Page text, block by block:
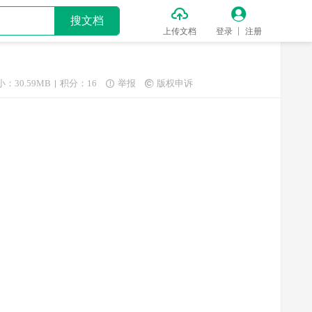
搜文档 
上传文档

登录 注册
：30.59MB 积分：16  举报  版权申诉